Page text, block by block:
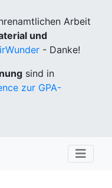
Arbeit
und
- Danke!
sind in
zur GPA-